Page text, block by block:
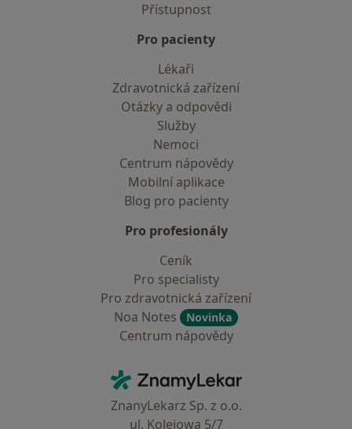
Přístupnost
Pro pacienty
Lékaři
Zdravotnická zařízení
Otázky a odpovědi
Služby
Nemoci
Centrum nápovědy
Mobilní aplikace
Blog pro pacienty
Pro profesionály
Ceník
Pro specialisty
Pro zdravotnická zařízení
Noa Notes
Novinka
Centrum nápovědy
ZnamyLekar - Hlavní stránka
ZnanyLekarz Sp. z o.o.
ul. Kolejowa 5/7